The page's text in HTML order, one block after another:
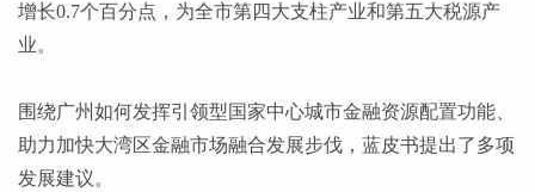
增长0.7个百分点，为全市第四大支柱产业和第五大税源产
业。
围绕广州如何发挥引领型国家中心城市金融资源配置功能、
助力加快大湾区金融市场融合发展步伐，蓝皮书提出了多项
发展建议。